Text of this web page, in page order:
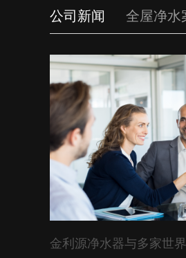
公司新闻 全屋净水